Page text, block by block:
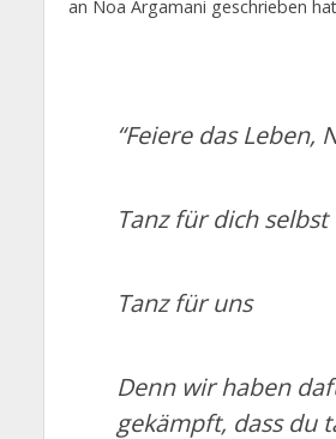
an Noa Argamani geschrieben
“Feiere das Leben,
Tanz für dich selbst
Tanz für uns
Denn wir haben
gekämpft, dass du